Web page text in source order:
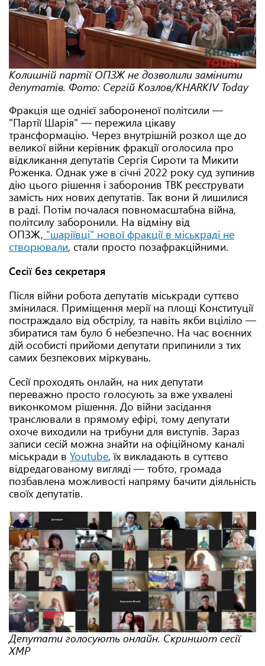
Колишній партії ОПЗЖ не дозволили замінити
депутатів. Фото: Сергій Козлов/KHARKIV Today
Фракція ще однієї забороненої політсили —
"Партії Шарія" — пережила цікаву
трансформацію. Через внутрішній розкол ще до
великої війни керівник фракції оголосила про
відкликання депутатів Сергія Сироти та Микити
Роженка. Однак уже в січні 2022 року суд зупинив
дію цього рішення і заборонив ТВК реєструвати
замість них нових депутатів. Так вони й лишилися
в раді. Потім почалася повномасштабна війна,
політсилу заборонили. На відміну від
ОПЗЖ, "шаріївці" нової фракції в міськраді не
створювали, стали просто позафракційними.
Сесії без секретаря
Після війни робота депутатів міськради суттєво
змінилася. Приміщення мерії на площі Конституції
постраждало від обстрілу, та навіть якби вціліло —
збиратися там було б небезпечно. На час воєнних
дій особисті прийоми депутати припинили з тих
самих безпекових міркувань.
Сесії проходять онлайн, на них депутати
переважно просто голосують за вже ухвалені
виконкомом рішення. До війни засідання
транслювали в прямому ефірі, тому депутати
охоче виходили на трибуни для виступів. Зараз
записи сесій можна знайти на офіційному каналі
міськради в Youtube, їх викладають в суттєво
відредагованому вигляді — тобто, громада
позбавлена можливості напряму бачити діяльність
своїх депутатів.
Депутати голосують онлайн. Скриншот сесії
ХМР